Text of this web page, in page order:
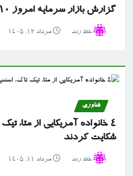
گزارش بازار سرمایه امروز ۱۰ مرداد ۱۴۰۵
خط رند مرداد ۱۲, ۱۴۰۵
فناوری
۴ خانواده آمریکایی از متا،
شکایت کردند
خط رند مرداد ۱۱, ۱۴۰۵